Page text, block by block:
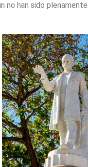
no han sido